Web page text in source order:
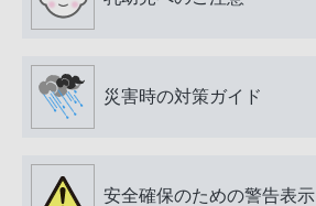
災害時の対策ガイド
安全確保のための警告表示